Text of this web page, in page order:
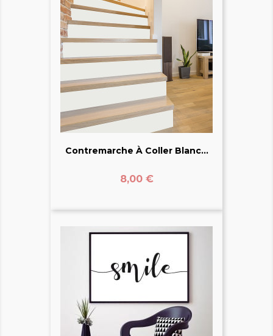
Contremarche À Coller Blanc...
Prix
8,00 €